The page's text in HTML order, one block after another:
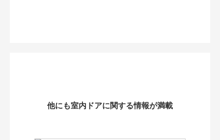
他にも室内ドアに関する情報が満載